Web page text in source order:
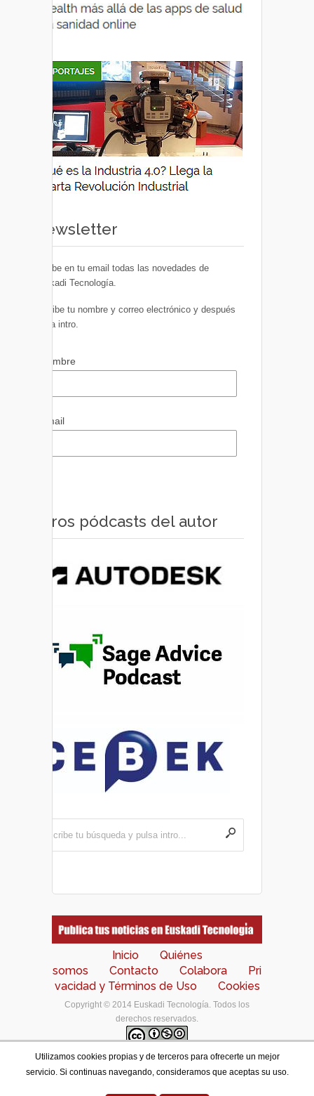
Newsletter
Recibe en tu email todas las novedades de
Euskadi Tecnología.
Escribe tu nombre y correo electrónico y después
pulsa intro.
Nombre
Email
Otros pódcasts del autor
Inicio
Quiénes
somos
Contacto Colabora
Pri
vacidad y Términos de Uso
Cookies
Copyright © 2014 Euskadi Tecnología. Todos los
derechos reservados.
Los contenidos de este portal están bajo unalicencia
de Creative Commons Reconocimiento-NoComercial-
Utilizamos cookies propias y de terceros para ofrecerte un mejor
servicio. Si continuas navegando, consideramos que aceptas su uso.